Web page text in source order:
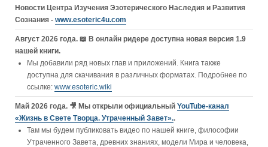
Новости Центра Изучения Эзотерического Наследия и Развития
Сознания - www.esoteric4u.com
Август 2026 года. 📖 В онлайн ридере доступна новая версия 1.9
нашей книги.
Мы добавили ряд новых глав и приложений. Книга также
доступна для скачивания в различных форматах. Подробнее по
ссылке: www.esoteric.wiki
Май 2026 года. 🎥 Мы открыли официальный YouTube‑канал
«Жизнь в Свете Творца. Утраченный Завет»..
Там мы будем публиковать видео по нашей книге, философии
Утраченного Завета, древних знаниях, модели Мира и человека,